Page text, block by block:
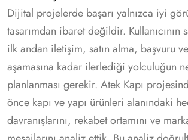
Dijital projelerde başarı yalnızca iyi
tasarımdan ibaret değildir. Kullanıcının
ilk andan iletişim, satın alma, başvuru
aşamasına kadar ilerlediği yolculuğun
planlanması gerekir. Atek Kapı
önce kapı ve yapı ürünleri alanındaki
davranışlarını, rekabet ortamını ve